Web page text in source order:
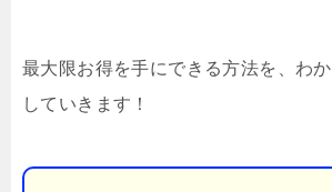
最大限お得を手にできる方法を、わ
していきます！